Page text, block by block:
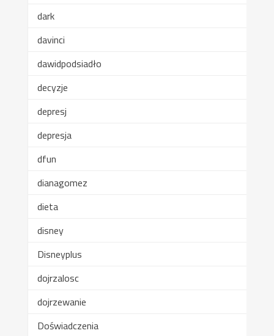
dark
davinci
dawidpodsiadło
decyzje
depresj
depresja
dfun
dianagomez
dieta
disney
Disneyplus
dojrzalosc
dojrzewanie
Doświadczenia